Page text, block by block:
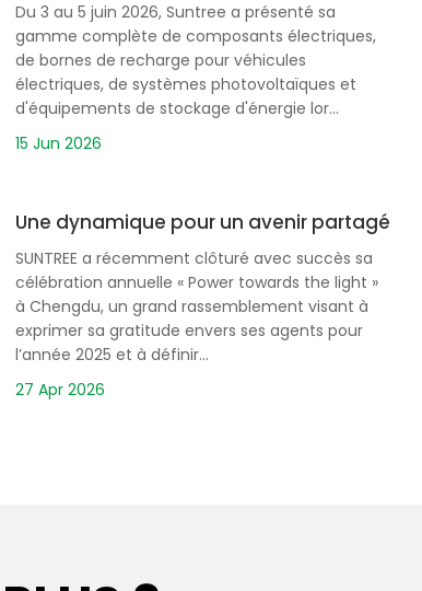
Du 3 au 5 juin 2026, Suntree a présenté sa
gamme complète de composants électriques,
de bornes de recharge pour véhicules
électriques, de systèmes photovoltaïques et
d'équipements de stockage d'énergie lor...
15 Jun 2026
approfondis dans trois villes
Une dynamique pour un avenir partagé :
SUNTREE a récemment clôturé avec succès sa
célébration annuelle « Power towards the light »
à Chengdu, un grand rassemblement visant à
exprimer sa gratitude envers ses agents pour
l’année 2025 et à définir...
27 Apr 2026